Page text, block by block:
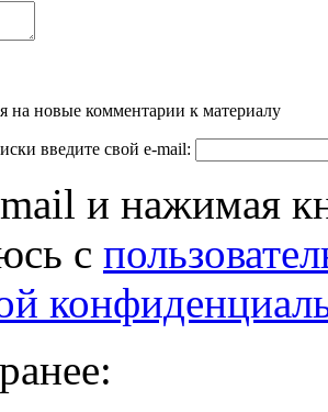
на новые комментарии к материалу
введите свой e-mail:
и нажимая
с